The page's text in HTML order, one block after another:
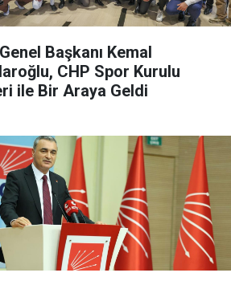
Başkanı Kemal
CHP Spor Kurulu
ile Bir Araya Geldi